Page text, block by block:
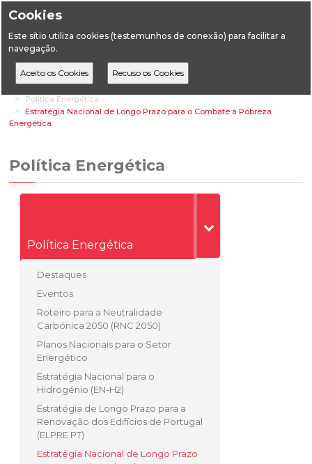
Cookies
Este sítio utiliza cookies (testemunhos de conexão) para facilitar a
navegação.
HomeÁreas Transversais
Relações Institucionais e de Mercado
Política Energética
Estratégia Nacional de Longo Prazo para o Combate à Pobreza
Energética
Política Energética
Política Energética
Destaques
Eventos
Roteiro para a Neutralidade
Carbónica 2050 (RNC 2050)
Planos Nacionais para o Setor
Energético
Estratégia Nacional para o
Hidrogénio (EN-H2)
Estratégia de Longo Prazo para a
Renovação dos Edifícios de Portugal
(ELPRE PT)
Estratégia Nacional de Longo Prazo